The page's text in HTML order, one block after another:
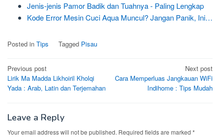
Jenis-jenis Pamor Badik dan Tuahnya - Paling Lengkap
Kode Error Mesin Cuci Aqua Muncul? Jangan Panik, Ini…
Posted in Tips Tagged Pisau
Post
navigation
Previous post
Lirik Ma Madda Likhoiril Kholqi
Yada : Arab, Latin dan Terjemahan
Next post
Cara Memperluas Jangkauan WiFi
Indihome : Tips Mudah
Leave a Reply
Your email address will not be published. Required fields are marked *